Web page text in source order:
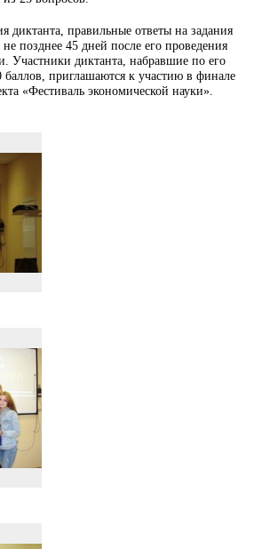
диктанта, правильные ответы на задания
позднее 45 дней после его проведения
Участники диктанта, набравшие по его
баллов, приглашаются к участию в финале
«Фестиваль экономической науки».